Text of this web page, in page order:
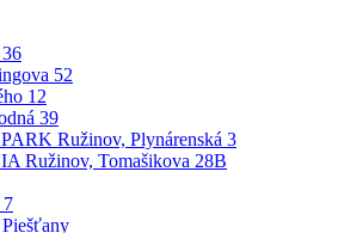
52
12
39
Ružinov, Plynárenská 3
Ružinov, Tomašikova 28B